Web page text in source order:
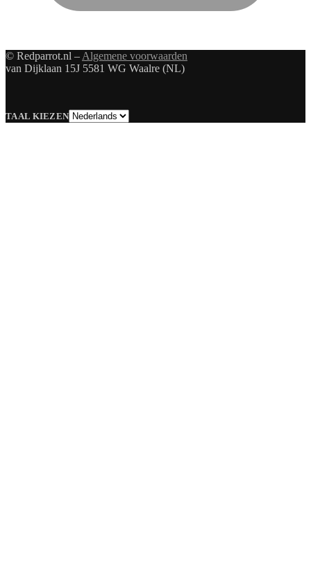
© Redparrot.nl – Algemene voorwaarden
van Dijklaan 15J 5581 WG Waalre (NL)
TAAL KIEZENTaal